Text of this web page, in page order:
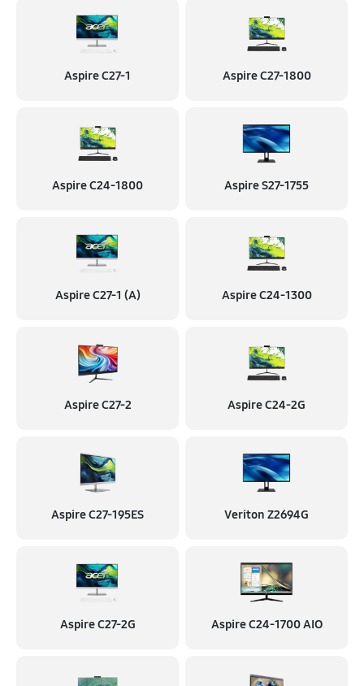
Aspire C27-1 Aspire C27-1800
Aspire C24-1800 Aspire S27-1755
Aspire C27-1 (A) Aspire C24-1300
Aspire C27-2 Aspire C24-2G
Aspire C27-195ES Veriton Z2694G
Aspire C27-2G Aspire C24‑1700 AIO